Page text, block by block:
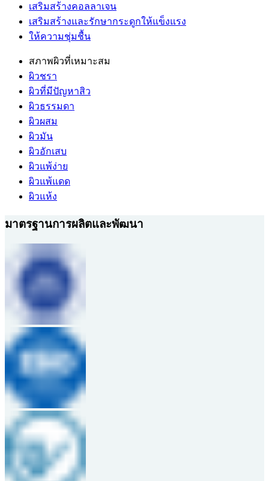
เสริมสร้างคอลลาเจน
เสริมสร้างและรักษากระดูกให้แข็งแรง
ให้ความชุ่มชื้น
สภาพผิวที่เหมาะสม
ผิวชรา
ผิวที่มีปัญหาสิว
ผิวธรรมดา
ผิวผสม
ผิวมัน
ผิวอักเสบ
ผิวแพ้ง่าย
ผิวแพ้แดด
ผิวแห้ง
มาตรฐานการผลิตและพัฒนา